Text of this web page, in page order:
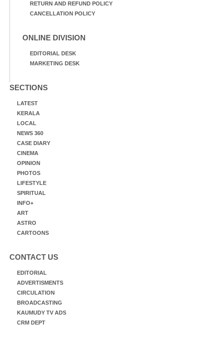
RETURN AND REFUND POLICY
CANCELLATION POLICY
ONLINE DIVISION
EDITORIAL DESK
MARKETING DESK
SECTIONS
LATEST
KERALA
LOCAL
NEWS 360
CASE DIARY
CINEMA
OPINION
PHOTOS
LIFESTYLE
SPIRITUAL
INFO+
ART
ASTRO
CARTOONS
CONTACT US
EDITORIAL
ADVERTISMENTS
CIRCULATION
BROADCASTING
KAUMUDY TV ADS
CRM DEPT